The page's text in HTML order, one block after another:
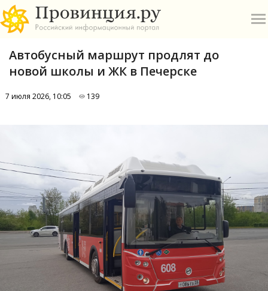
Б
В
П
Р
С
Автобусный маршрут продлят до
новой школы и ЖК в Печерске
7 июля 2026, 10:05 139